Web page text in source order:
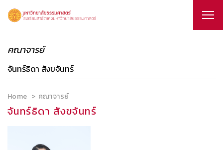
คณาจารย์
จันทร์ธิดา สังขจันทร์
Home คณาจารย์
จันทร์ธิดา สังขจันทร์